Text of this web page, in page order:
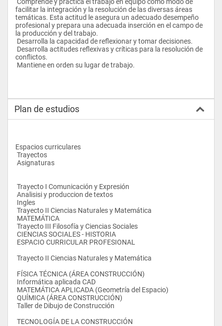
facilitar la integración y la resolución de las diversas áreas
temáticas. Esta actitud le asegura un adecuado desempeño
profesional y prepara una adecuada inserción en el campo de
la producción y del trabajo.
Desarrolla la capacidad de reflexionar y tomar decisiones.
conflictos.
Mantiene en orden su lugar de trabajo.
Plan de estudios
Espacios curriculares
Trayectos
Asignaturas
Trayecto I Comunicación y Expresión
Analisisi y produccion de textos
Ingles
Trayecto II Ciencias Naturales y Matemática
MATEMÁTICA
Trayecto III Filosofía y Ciencias Sociales
CIENCIAS SOCIALES - HISTORIA
ESPACIO CURRICULAR PROFESIONAL
Trayecto II Ciencias Naturales y Matemática
FÍSICA TÉCNICA (ÁREA CONSTRUCCIÓN)
Informática aplicada CAD
MATEMÁTICA APLICADA (Geometría del Espacio)
QUÍMICA (ÁREA CONSTRUCCIÓN)
Taller de Dibujo de Construcción
TECNOLOGÍA DE LA CONSTRUCCIÓN